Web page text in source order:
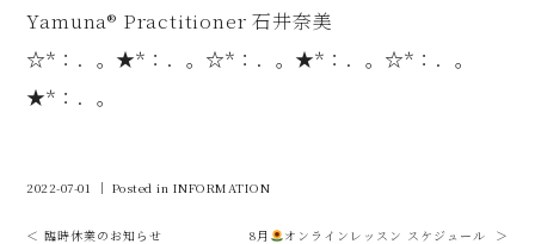
Yamuna®︎ Practitioner 石井奈美
☆*：．。★*：．。☆*：．。★*：．。☆*：．。
★*：．。
2022-07-01 ｜ Posted in INFORMATION
＜ 臨時休業のお知らせ 8月 オンラインレッスン スケジュール ＞